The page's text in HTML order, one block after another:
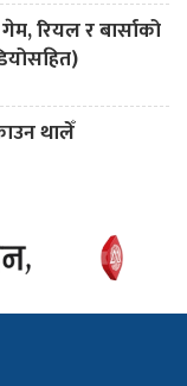
गेम, रियल र बार्साको
थालेँ